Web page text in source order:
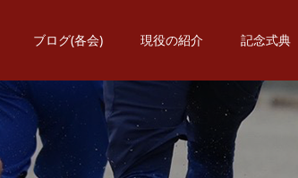
ブログ(各会) 現役の紹介 記念式典